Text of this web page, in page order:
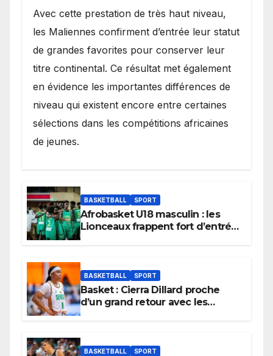
Avec cette prestation de très haut niveau,
les Maliennes confirment d’entrée leur statut
de grandes favorites pour conserver leur
titre continental. Ce résultat met également
en évidence les importantes différences de
niveau qui existent encore entre certaines
sélections dans les compétitions africaines
de jeunes.
BASKETBALL SPORT
Afrobasket U18 masculin : les
Lionceaux frappent fort d’entrée
BASKETBALL SPORT
Basket : Cierra Dillard proche
d’un grand retour avec les
BASKETBALL SPORT